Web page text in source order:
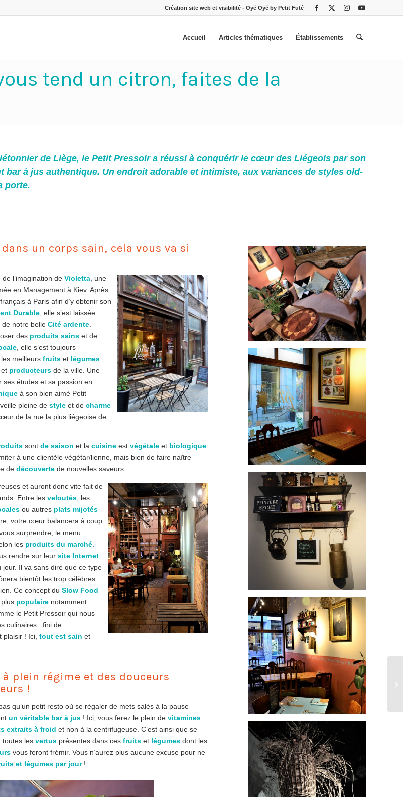
Création site web et visibilité - Oyé Oyé by Petit Futé
Accueil Articles thématiques Établissements
tend un citron, faites de la
de Liège, le Petit Pressoir a réussi à conquérir le cœur des Liégeois par son
à jus authentique. Un endroit adorable et intimiste, aux variances de styles old-
porte.
un corps sain, cela vous va si
l’imagination de Violetta, une
en Management à Kiev. Après
à Paris afin d’y obtenir son
Durable, elle s’est laissée
notre belle Cité ardente.
des produits sainset de
, elle s’est toujours
meilleurs fruitset légumes
producteursde la ville. Une
ses études et sa passion en
à son bien aimé Petit
pleine de styleet de charme
de la rue la plus liégeoise de
sont de saison et la cuisineest végétaleet biologique.
à une clientèle végétar/lienne, mais bien de faire naître
de découvertede nouvelles saveurs.
et auront donc vite fait de
Entre les veloutés, les
ou autres plats mijotés
votre cœur balancera à coup
surprendre, le menu
les produits du marché.
rendre sur leur site Internet
Il va sans dire que ce type
bientôt les trop célèbres
Ce concept du Slow Food
populairenotamment
le Petit Pressoir qui nous
culinaires : fini de
plaisir ! Ici, tout est sain et
plein régime et des douceurs
!
qu’un petit resto où se régaler de mets salés à la pause
un véritable bar à jus! Ici, vous ferez le plein de vitamines
extraits à froid et non à la centrifugeuse. C’est ainsi que se
toutes les vertusprésentes dans ces fruitset légumesdont les
vous feront frémir. Vous n’aurez plus aucune excuse pour ne
et légumes par jour !